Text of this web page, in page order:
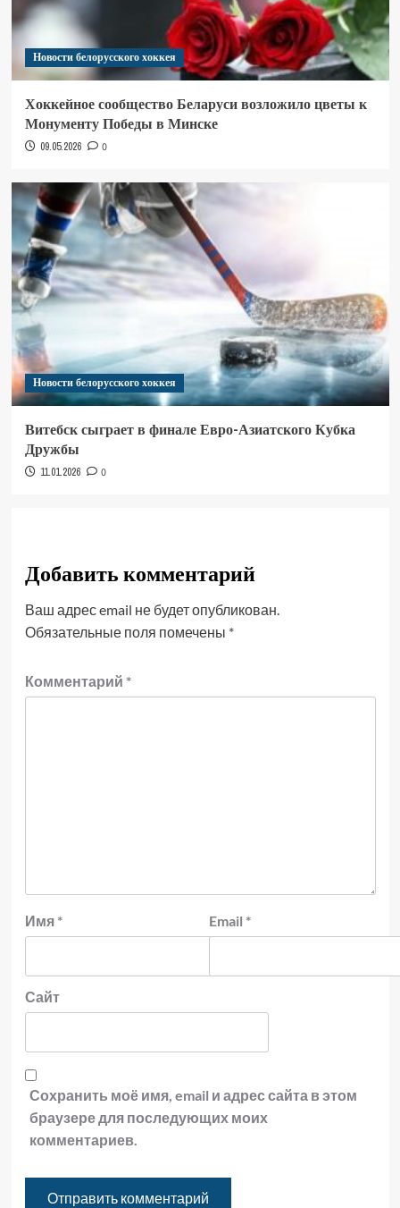
Новости белорусского хоккея
Хоккейное сообщество Беларуси возложило цветы к
Монументу Победы в Минске
09.05.2026 0
Новости белорусского хоккея
Витебск сыграет в финале Евро-Азиатского Кубка
Дружбы
11.01.2026 0
Добавить комментарий
Ваш адрес email не будет опубликован.
Обязательные поля помечены *
Комментарий *
Имя * Email *
Сайт
Сохранить моё имя, email и адрес сайта в этом
браузере для последующих моих
комментариев.